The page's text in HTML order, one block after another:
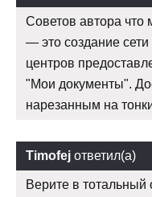
Советов автора
— это создание
центров
"Мои документы".
нарезанным на
Timofej ответил(а)
Верите в